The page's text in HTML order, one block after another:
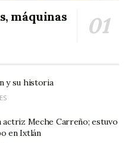
máquinas
y su historia
actriz Meche Carreño; estuvo
en Ixtlán